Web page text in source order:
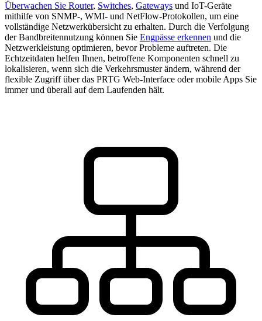
Überwachen Sie Router, Switches, Gateways und IoT-Geräte
mithilfe von SNMP-, WMI- und NetFlow-Protokollen, um eine
vollständige Netzwerkübersicht zu erhalten. Durch die Verfolgung
der Bandbreitennutzung können Sie Engpässe erkennen und die
Netzwerkleistung optimieren, bevor Probleme auftreten. Die
Echtzeitdaten helfen Ihnen, betroffene Komponenten schnell zu
lokalisieren, wenn sich die Verkehrsmuster ändern, während der
flexible Zugriff über das PRTG Web-Interface oder mobile Apps Sie
immer und überall auf dem Laufenden hält.